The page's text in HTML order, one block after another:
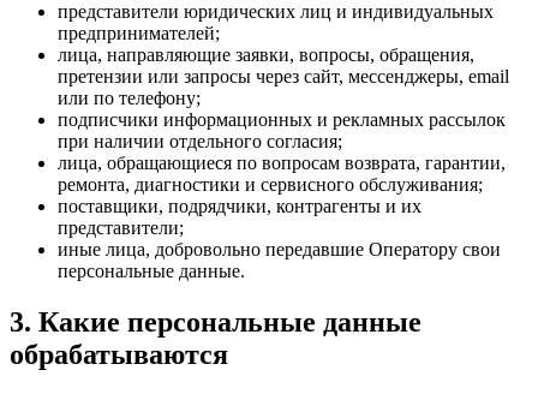
представители юридических лиц и индивидуальных
предпринимателей;
лица, направляющие заявки, вопросы, обращения,
претензии или запросы через сайт, мессенджеры, email
или по телефону;
подписчики информационных и рекламных рассылок
при наличии отдельного согласия;
лица, обращающиеся по вопросам возврата, гарантии,
ремонта, диагностики и сервисного обслуживания;
поставщики, подрядчики, контрагенты и их
представители;
иные лица, добровольно передавшие Оператору свои
персональные данные.
3. Какие персональные данные
обрабатываются